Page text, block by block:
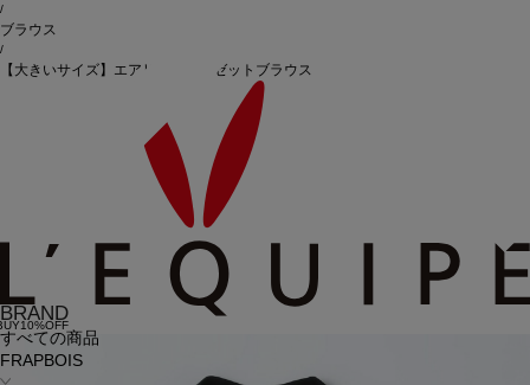
BRAND
すべての商品
FRAPBOIS
/
ブラウス
/
【大きいサイズ】エアリージョーゼットブラウス